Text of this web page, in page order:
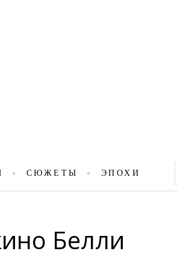
СЮЖЕТЫ ЭПОХИ
Белли